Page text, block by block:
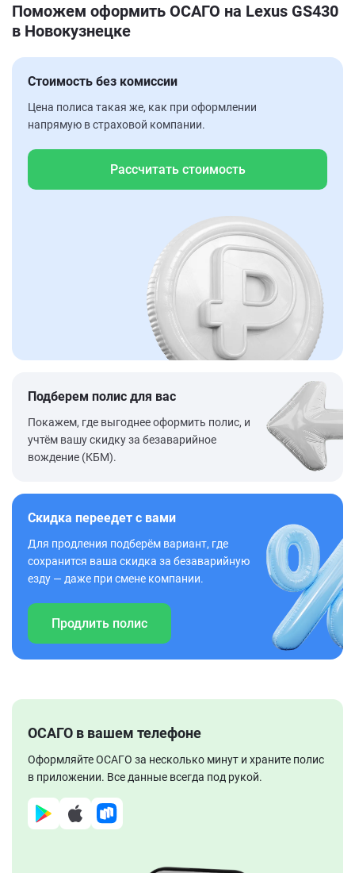
Поможем оформить ОСАГО на Lexus GS430
в Новокузнецке
Стоимость без комиссии
Цена полиса такая же, как при оформлении
напрямую в страховой компании.
Рассчитать стоимость
Подберем полис для вас
Покажем, где выгоднее оформить полис, и
учтём вашу скидку за безаварийное
вождение (КБМ).
Скидка переедет с вами
Для продления подберём вариант, где
сохранится ваша скидка за безаварийную
езду — даже при смене компании.
Продлить полис
ОСАГО в вашем телефоне
Оформляйте ОСАГО за несколько минут и храните полис
в приложении. Все данные всегда под рукой.